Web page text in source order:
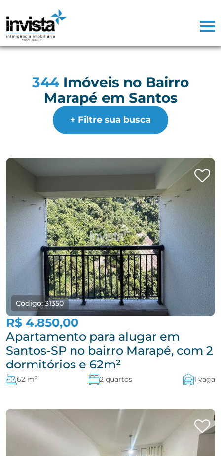
344 Imóveis no Bairro
Marapé em Santos
+ Filtre sua busca
Código: 31350
R$ 4.850,00
Apartamento para alugar em
Santos-SP no bairro Marapé, com 2
dormitórios e 62m²
62 m² 2 quartos 1 vaga